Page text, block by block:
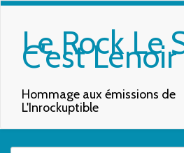
Le Rock Le
C'est Lenoir
Hommage aux émissions de
L'Inrockuptible